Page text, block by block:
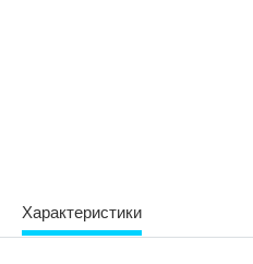
Характеристики